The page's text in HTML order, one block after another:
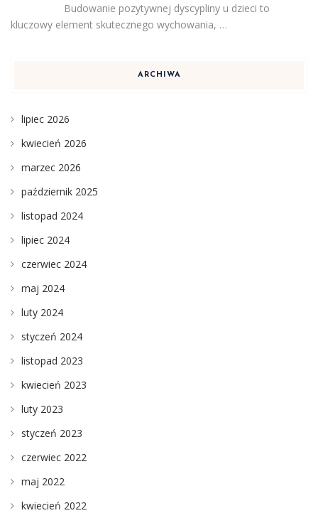
Budowanie pozytywnej dyscypliny u dzieci to
kluczowy element skutecznego wychowania, …
ARCHIWA
lipiec 2026
kwiecień 2026
marzec 2026
październik 2025
listopad 2024
lipiec 2024
czerwiec 2024
maj 2024
luty 2024
styczeń 2024
listopad 2023
kwiecień 2023
luty 2023
styczeń 2023
czerwiec 2022
maj 2022
kwiecień 2022